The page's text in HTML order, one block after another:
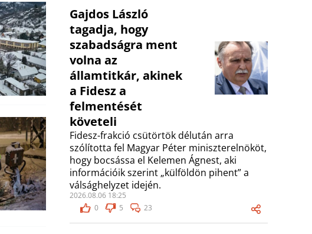
Gajdos László
tagadja, hogy
szabadságra ment
volna az
államtitkár, akinek
a Fidesz a
felmentését
követeli
Fidesz-frakció csütörtök délután arra
szólította fel Magyar Péter miniszterelnököt,
hogy bocsássa el Kelemen Ágnest, aki
információik szerint „külföldön pihent” a
válsághelyzet idején.
2026.08.06 18:25
0
5 23